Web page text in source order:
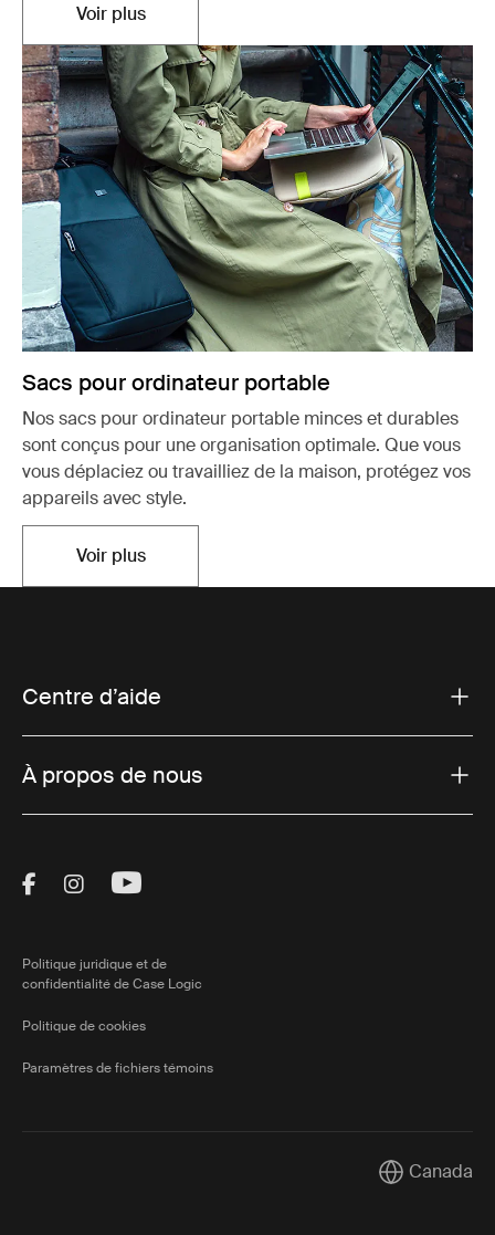
Voir plusOuvre dans un nouvel onglet
Sacs pour ordinateur portable
Nos sacs pour ordinateur portable minces et durables
sont conçus pour une organisation optimale. Que vous
vous déplaciez ou travailliez de la maison, protégez vos
appareils avec style.
Voir plusOuvre dans un nouvel onglet
Centre d’aide
À propos de nous
Visit Thule on Facebook (external link)
Visit Thule on Instagram (external link)
Visit Thule on Youtube (external
Politique juridique et de
confidentialité de Case Logic
Politique de cookies
Paramètres de fichiers témoins
CurrentCanada